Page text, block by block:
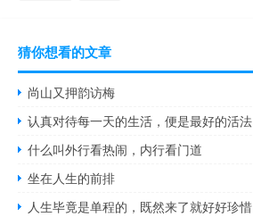
猜你想看的文章
尚山又押韵访梅
认真对待每一天的生活，便是最好的活法
什么叫外行看热闹，内行看门道
坐在人生的前排
人生毕竟是单程的，既然来了就好好珍惜